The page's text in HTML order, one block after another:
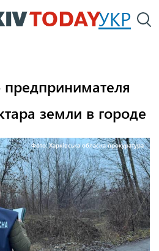
Перейти
к
УКР
предпринимателя
земли в городе
Фото: Харківська обласна прокуратура